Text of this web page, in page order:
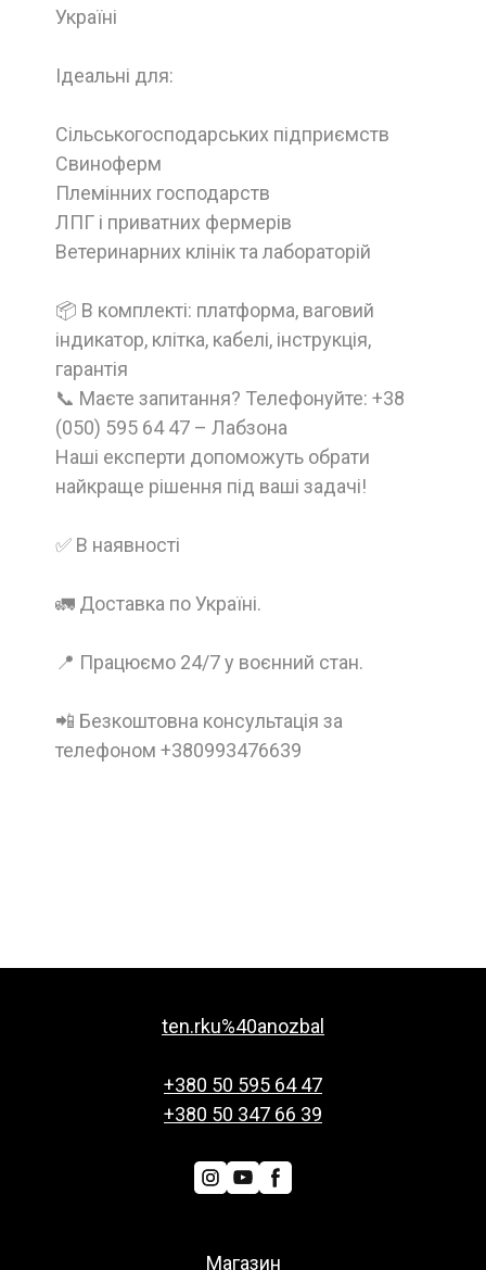
Україні
Ідеальні для:
Сільськогосподарських підприємств
Свиноферм
Племінних господарств
ЛПГ і приватних фермерів
Ветеринарних клінік та лабораторій
📦 В комплекті: платформа, ваговий
індикатор, клітка, кабелі, інструкція,
гарантія
📞 Маєте запитання? Телефонуйте: +38
(050) 595 64 47 – Лабзона
Наші експерти допоможуть обрати
найкраще рішення під ваші задачі!
✅ В наявності
🚛 Доставка по Україні.
📍 Працюємо 24/7 у воєнний стан.
📲 Безкоштовна консультація за
телефоном +380993476639
ten.rku%40anozbal
+380 50 595 64 47
+380 50 347 66 39
Магазин